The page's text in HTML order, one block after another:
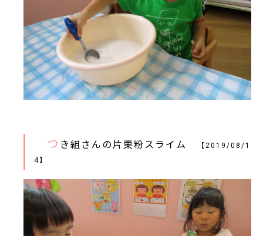
つ き組さんの片栗粉スライム
【2019/08/1
4】